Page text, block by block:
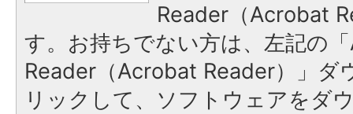
Reader（Acrobat
す。お持ちでない方は、左記の
Reader（Acrobat Reader）」ダ
リックして、ソフトウェアをダ